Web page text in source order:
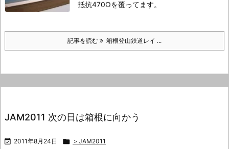
抵抗470Ωを覆ってます。
記事を読む 箱根登山鉄道レイ ...
JAM2011 次の日は箱根に向かう
 2011年8月24日  ＞JAM2011